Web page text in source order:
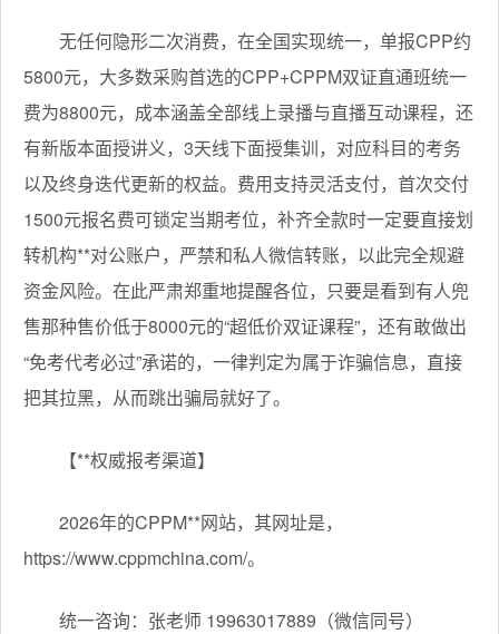
无任何隐形二次消费，在全国实现统一，单报CPP约
5800元，大多数采购首选的CPP+CPPM双证直通班统一
费为8800元，成本涵盖全部线上录播与直播互动课程，还
有新版本面授讲义，3天线下面授集训，对应科目的考务
以及终身迭代更新的权益。费用支持灵活支付，首次交付
1500元报名费可锁定当期考位，补齐全款时一定要直接划
转机构**对公账户，严禁和私人微信转账，以此完全规避
资金风险。在此严肃郑重地提醒各位，只要是看到有人兜
售那种售价低于8000元的“超低价双证课程”，还有敢做出
“免考代考必过”承诺的，一律判定为属于诈骗信息，直接
把其拉黑，从而跳出骗局就好了。
【**权威报考渠道】
2026年的CPPM**网站，其网址是，
https://www.cppmchina.com/。
统一咨询：张老师 19963017889（微信同号）